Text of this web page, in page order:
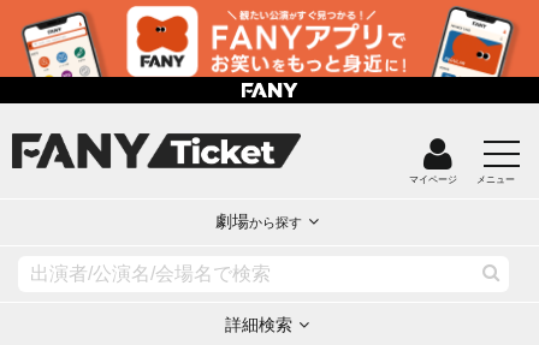
マイページ メニュー
劇場から探す
詳細検索